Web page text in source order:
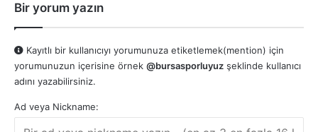
Bir yorum yazın
Kayıtlı bir kullanıcıyı yorumunuza etiketlemek(mention) için
yorumunuzun içerisine örnek @bursasporluyuz şeklinde kullanıcı
adını yazabilirsiniz.
Ad veya Nickname: